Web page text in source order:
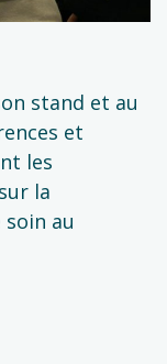
stand et au
et
les
la
au